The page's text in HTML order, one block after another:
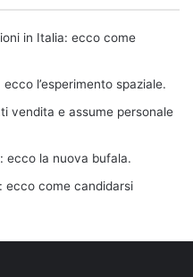
in Italia: ecco come
l’esperimento spaziale.
vendita e assume personale
ecco la nuova bufala.
ecco come candidarsi